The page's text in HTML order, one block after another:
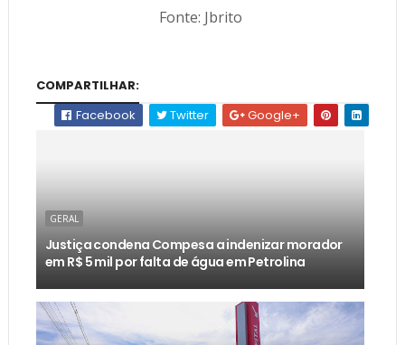
Fonte: Jbrito
COMPARTILHAR:
Facebook
Twitter Google+
GERAL
Justiça condena Compesa a indenizar morador
em R$ 5 mil por falta de água em Petrolina